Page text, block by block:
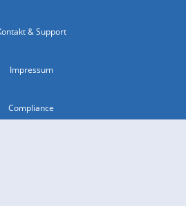
& Support
Impressum
Compliance